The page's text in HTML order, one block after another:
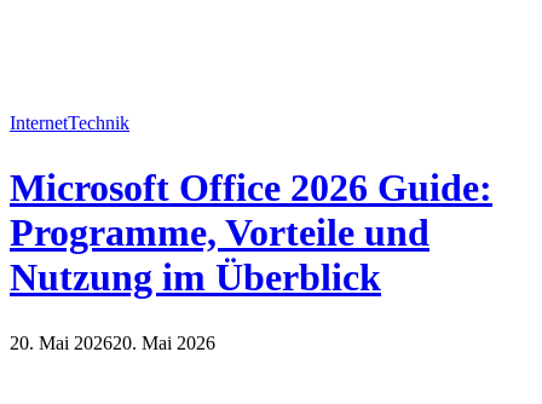
InternetTechnik
Microsoft Office 2026 Guide:
Programme, Vorteile und
Nutzung im Überblick
20. Mai 202620. Mai 2026